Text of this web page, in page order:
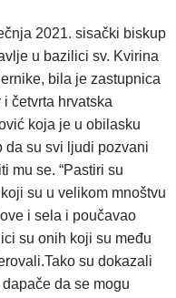
2021. sisački biskup
u bazilici sv. Kvirina
bila je zastupnica
četvrta hrvatska
koja je u obilasku
da su svi ljudi pozvani
mu se. “Pastiri su
su u velikom mnoštvu
i sela i poučavao
su onih koji su među
su dokazali
da se mogu